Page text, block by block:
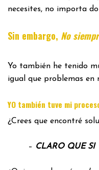
necesites, no importa
Sin embargo, No
Yo también he tenido
igual que problemas en
YO también tuve mi
¿Crees que encontré
– CLARO QUE SI